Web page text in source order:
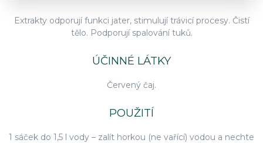
Extrakty odporují funkci jater, stimulují trávicí procesy. Čistí
tělo. Podporují spalování tuků.
ÚČINNÉ LÁTKY
Červený čaj.
POUŽITÍ
1 sáček do 1,5 l vody – zalít horkou (ne vařící) vodou a nechte